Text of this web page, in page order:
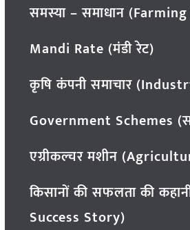
समस्या – समाधान
Mandi Rate (मंडी रेट)
कृषि कंपनी समाचार
Government Schemes
एग्रीकल्चर मशीन
किसानों की सफलता की
Success Story)